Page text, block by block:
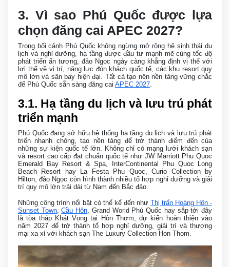
3. Vì sao Phú Quốc được lựa
chọn đăng cai APEC 2027?
Trong bối cảnh Phú Quốc không ngừng mở rộng hệ sinh thái du
lịch và nghỉ dưỡng, hạ tầng được đầu tư mạnh mẽ cùng tốc độ
phát triển ấn tượng, đảo Ngọc ngày càng khẳng định vị thế với
lợi thế về vị trí, năng lực đón khách quốc tế, các khu resort quy
mô lớn và sân bay hiện đại. Tất cả tạo nên nền tảng vững chắc
để Phú Quốc sẵn sàng đăng cai APEC 2027.
3.1. Hạ tầng du lịch và lưu trú phát
triển mạnh
Phú Quốc đang sở hữu hệ thống hạ tầng du lịch và lưu trú phát
triển nhanh chóng, tạo nền tảng để trở thành điểm đến của
những sự kiện quốc tế lớn. Không chỉ có mạng lưới khách sạn
và resort cao cấp đạt chuẩn quốc tế như JW Marriott Phu Quoc
Emerald Bay Resort & Spa,
InterContinental Phu Quoc Long
Beach Resort
hay
La Festa Phu Quoc, Curio Collection by
Hilton, đảo Ngọc còn hình thành nhiều tổ hợp nghỉ dưỡng và giải
trí quy mô lớn trải dài từ Nam đến Bắc đảo.
Những công trình nổi bật có thể kể đến như Thị trấn Hoàng Hôn -
Sunset Town,Cầu Hôn, Grand World Phú Quốc hay sắp tới đây
là tòa tháp Khát Vọng tại Hòn Thơm, dự kiến hoàn thiện vào
năm 2027 để trở thành tổ hợp nghỉ dưỡng, giải trí và thương
mại xa xỉ với khách sạn The Luxury Collection Hon Thom.